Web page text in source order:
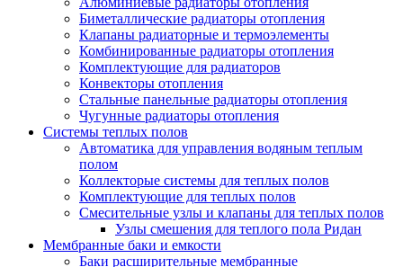
Биметаллические радиаторы отопления
Клапаны радиаторные и термоэлементы
Комбинированные радиаторы отопления
Комплектующие для радиаторов
Конвекторы отопления
Стальные панельные радиаторы отопления
Чугунные радиаторы отопления
Системы теплых полов
Автоматика для управления водяным теплым
полом
Коллекторые системы для теплых полов
Комплектующие для теплых полов
Смесительные узлы и клапаны для теплых полов
Узлы смешения для теплого пола Ридан
Мембранные баки и емкости
Баки расширительные мембранные